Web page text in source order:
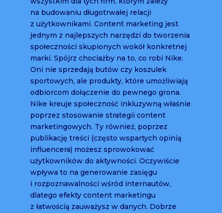
na budowaniu długotrwałej relacji
z użytkownikami. Content marketing jest
jednym z najlepszych narzędzi do tworzenia
społeczności skupionych wokół konkretnej
marki. Spójrz chociażby na to, co robi Nike.
Oni nie sprzedają butów czy koszulek
sportowych, ale produkty, które umożliwiają
odbiorcom dołączenie do pewnego grona.
Nike kreuje społeczność inkluzywną właśnie
poprzez stosowanie strategii content
marketingowych. Ty również, poprzez
publikację treści (często wspartych opinią
influencera) możesz sprowokować
użytkowników do aktywności. Oczywiście
wpływa to na generowanie zasięgu
i rozpoznawalności wśród internautów,
dlatego efekty content marketingu
z łatwością zauważysz w danych. Dobrze